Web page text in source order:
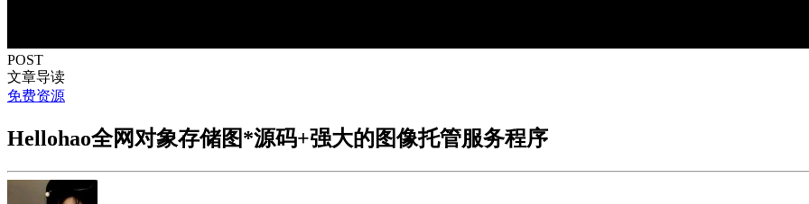
POST
文章导读
免费资源
Hellohao全网对象存储图*源码+强大的图像托管服务程序